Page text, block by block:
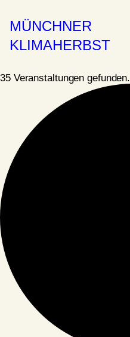
MÜNCHNER
KLIMAHERBST
35 Veranstaltungen gefunden.